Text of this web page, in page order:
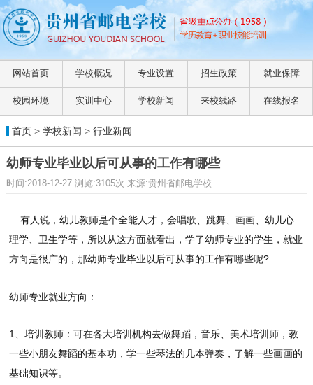
网站首页 学校概况 专业设置 招生政策 就业保障
校园环境 实训中心 学校新闻 来校线路 在线报名
首页> 学校新闻 > 行业新闻
幼师专业毕业以后可从事的工作有哪些
时间:2018-12-27 浏览:3105次 来源:贵州省邮电学校
有人说，幼儿教师是个全能人才，会唱歌、跳舞、画画、幼儿心
理学、卫生学等，所以从这方面就看出，学了幼师专业的学生，就业
方向是很广的，那幼师专业毕业以后可从事的工作有哪些呢?
幼师专业就业方向：
1、培训教师：可在各大培训机构去做舞蹈，音乐、美术培训师，教
一些小朋友舞蹈的基本功，学一些琴法的几本弹奏，了解一些画画的
基础知识等。